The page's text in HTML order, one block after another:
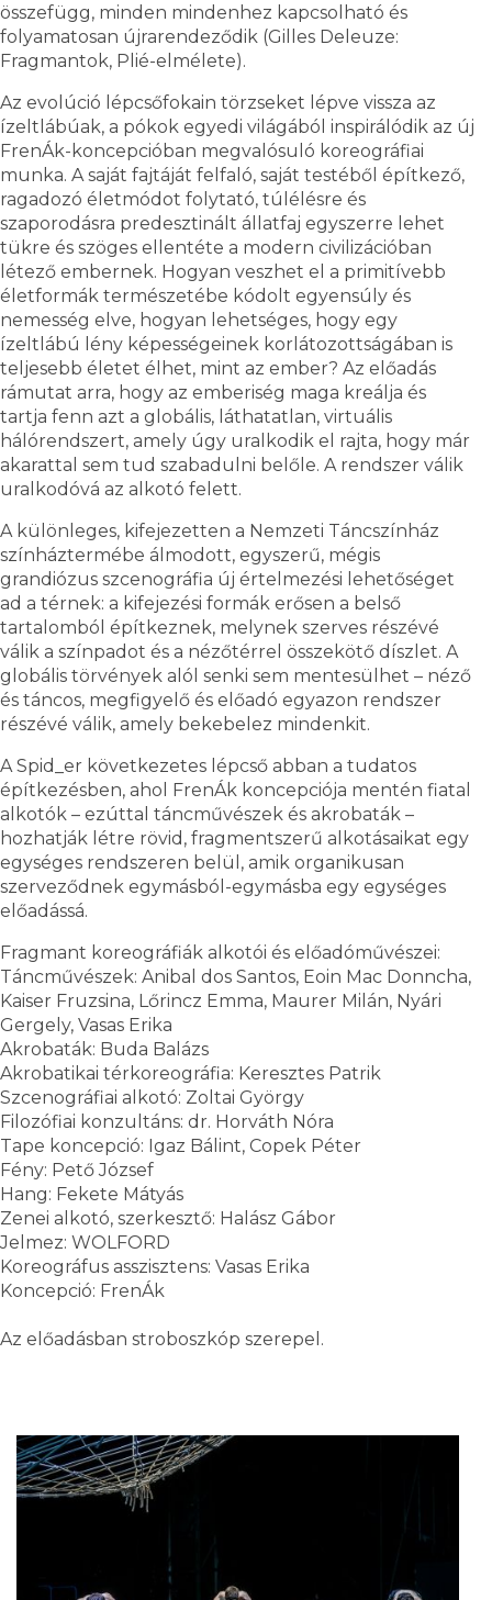
összefügg, minden mindenhez kapcsolható és
folyamatosan újrarendeződik (Gilles Deleuze:
Fragmantok, Plié-elmélete).
Az evolúció lépcsőfokain törzseket lépve vissza az
ízeltlábúak, a pókok egyedi világából inspirálódik az új
FrenÁk-koncepcióban megvalósuló koreográfiai
munka. A saját fajtáját felfaló, saját testéből építkező,
ragadozó életmódot folytató, túlélésre és
szaporodásra predesztinált állatfaj egyszerre lehet
tükre és szöges ellentéte a modern civilizációban
létező embernek. Hogyan veszhet el a primitívebb
életformák természetébe kódolt egyensúly és
nemesség elve, hogyan lehetséges, hogy egy
ízeltlábú lény képességeinek korlátozottságában is
teljesebb életet élhet, mint az ember? Az előadás
rámutat arra, hogy az emberiség maga kreálja és
tartja fenn azt a globális, láthatatlan, virtuális
hálórendszert, amely úgy uralkodik el rajta, hogy már
akarattal sem tud szabadulni belőle. A rendszer válik
uralkodóvá az alkotó felett.
A különleges, kifejezetten a Nemzeti Táncszínház
színháztermébe álmodott, egyszerű, mégis
grandiózus szcenográfia új értelmezési lehetőséget
ad a térnek: a kifejezési formák erősen a belső
tartalomból építkeznek, melynek szerves részévé
válik a színpadot és a nézőtérrel összekötő díszlet. A
globális törvények alól senki sem mentesülhet – néző
és táncos, megfigyelő és előadó egyazon rendszer
részévé válik, amely bekebelez mindenkit.
A Spid_er következetes lépcső abban a tudatos
építkezésben, ahol FrenÁk koncepciója mentén fiatal
alkotók – ezúttal táncművészek és akrobaták –
hozhatják létre rövid, fragmentszerű alkotásaikat egy
egységes rendszeren belül, amik organikusan
szerveződnek egymásból-egymásba egy egységes
előadássá.
Fragmant koreográfiák alkotói és előadóművészei:
Táncművészek: Anibal dos Santos, Eoin Mac Donncha,
Kaiser Fruzsina, Lőrincz Emma, Maurer Milán, Nyári
Gergely, Vasas Erika
Akrobaták: Buda Balázs
Akrobatikai térkoreográfia: Keresztes Patrik
Szcenográfiai alkotó: Zoltai György
Filozófiai konzultáns: dr. Horváth Nóra
Tape koncepció: Igaz Bálint, Copek Péter
Fény: Pető József
Hang: Fekete Mátyás
Zenei alkotó, szerkesztő: Halász Gábor
Jelmez: WOLFORD
Koreográfus asszisztens: Vasas Erika
Koncepció: FrenÁk
Az előadásban stroboszkóp szerepel.